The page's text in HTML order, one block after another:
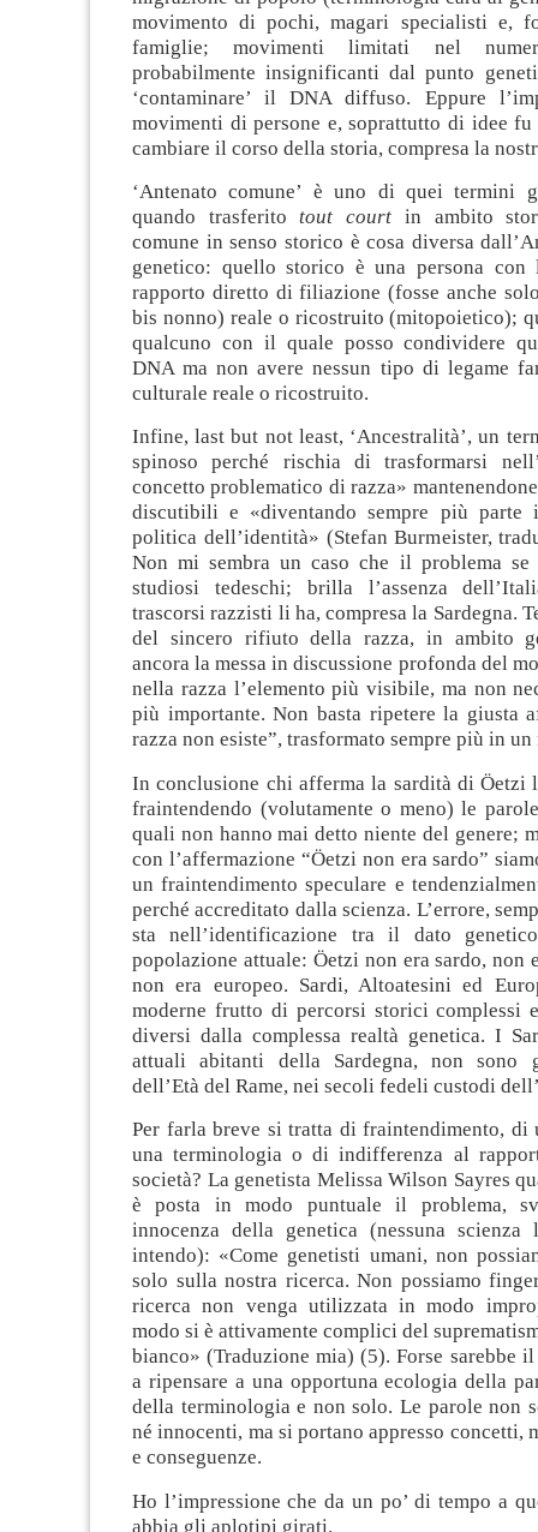
movimento di pochi, magari specialisti e,
famiglie; movimenti limitati nel
probabilmente insignificanti dal punto
‘contaminare’ il DNA diffuso. Eppure
movimenti di persone e, soprattutto di idee fu
cambiare il corso della storia, compresa la
‘Antenato comune’ è uno di quei termini
quando trasferitotout court in ambito
comune in senso storico è cosa diversa
genetico: quello storico è una persona
rapporto diretto di filiazione (fosse anche
bis nonno) reale o ricostruito (mitopoietico);
qualcuno con il quale posso condividere
DNA ma non avere nessun tipo di legame
culturale reale o ricostruito.
Infine, last but not least, ‘Ancestralità’, un
spinoso perché rischia di trasformarsi
concetto problematico di razza»
discutibili e «diventando sempre più parte
politica dell’identità» (Stefan Burmeister,
Non mi sembra un caso che il problema
studiosi tedeschi; brilla l’assenza
trascorsi razzisti li ha, compresa la Sardegna.
del sincero rifiuto della razza, in ambito
ancora la messa in discussione profonda del
nella razza l’elemento più visibile, ma non
più importante. Non basta ripetere la giusta
razza non esiste”, trasformato sempre più in un
In conclusione chi afferma la sardità di Öetzi
fraintendendo (volutamente o meno) le
quali non hanno mai detto niente del genere;
con l’affermazione “Öetzi non era sardo”
un fraintendimento speculare e
perché accreditato dalla scienza. L’errore,
sta nell’identificazione tra il dato
popolazione attuale: Öetzi non era sardo, non
non era europeo. Sardi, Altoatesini ed
moderne frutto di percorsi storici complessi
diversi dalla complessa realtà genetica. I
attuali abitanti della Sardegna, non sono
dell’Età del Rame, nei secoli fedeli custodi
Per farla breve si tratta di fraintendimento, di
una terminologia o di indifferenza al
società? La genetista Melissa Wilson Sayres
è posta in modo puntuale il problema,
innocenza della genetica (nessuna scienza
intendo): «Come genetisti umani, non
solo sulla nostra ricerca. Non possiamo
ricerca non venga utilizzata in modo
modo si è attivamente complici del
bianco» (Traduzione mia) (5). Forse sarebbe
a ripensare a una opportuna ecologia della
della terminologia e non solo. Le parole non
né innocenti, ma si portano appresso concetti,
e conseguenze.
Ho l’impressione che da un po’ di tempo a
abbia gli aplotipi girati.